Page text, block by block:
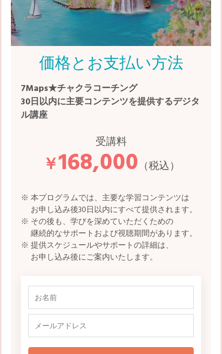
価格とお支払い方法
7Maps★チャクラコーチング
30日以内に主要コンテンツを提供するデジタ
ル講座
受講料
￥168,000 （税込）
※ 本プログラムでは、主要な学習コンテンツは
お申し込み後30日以内にすべて提供されます。
※ その後も、学びを深めていただくための
継続的なサポートおよび視聴期間があります。
※ 提供スケジュールやサポートの詳細は、
お申し込み後にご案内いたします。